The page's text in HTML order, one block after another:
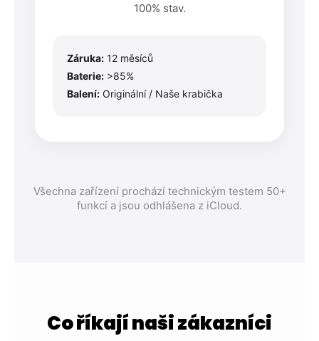
100% stav.
Záruka: 12 měsíců
Baterie: >85%
Balení: Originální / Naše krabička
Všechna zařízení prochází technickým testem 50+
funkcí a jsou odhlášena z iCloud.
Co říkají naši zákazníci